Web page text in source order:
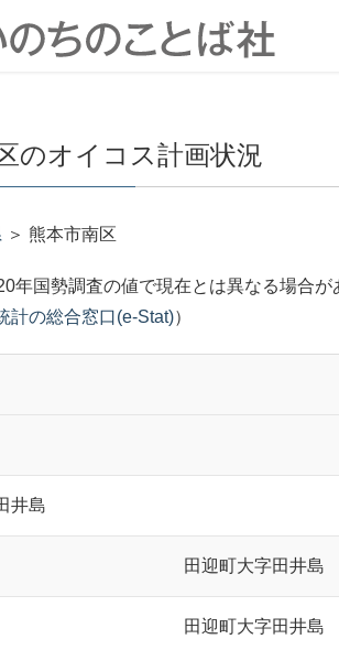
のオイコス計画状況
＞ 熊本市南区
年国勢調査の値で現在とは異なる場合が
計の総合窓口(e-Stat)）
井島
田迎町大字田井島
田迎町大字田井島